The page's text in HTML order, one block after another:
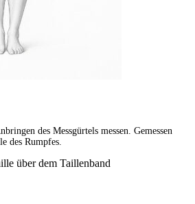
des Messgürtels messen. Gemessen
des Rumpfes.